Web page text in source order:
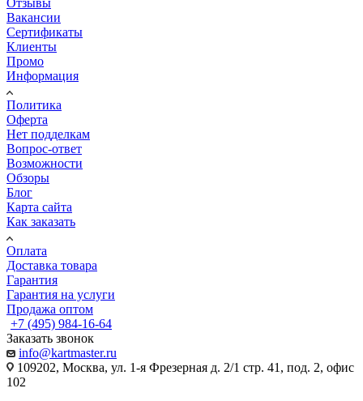
Вакансии
Сертификаты
Клиенты
Промо
Информация
Политика
Оферта
Нет подделкам
Вопрос-ответ
Возможности
Обзоры
Блог
Карта сайта
Как заказать
Оплата
Доставка товара
Гарантия
Гарантия на услуги
Продажа оптом
+7 (495) 984-16-64
Заказать звонок
info@kartmaster.ru
109202, Москва, ул. 1-я Фрезерная д. 2/1 стр. 41, под. 2, офис
102